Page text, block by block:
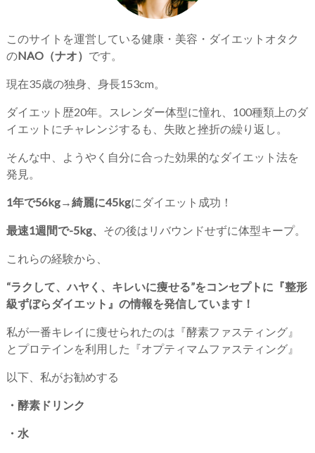
このサイトを運営している健康・美容・ダイエットオタク
のNAO（ナオ） です。
現在35歳の独身、身長153cm。
ダイエット歴20年。スレンダー体型に憧れ、100種類上のダ
イエットにチャレンジするも、失敗と挫折の繰り返し。
そんな中、ようやく自分に合った効果的なダイエット法を
発見。
1年で56kg→綺麗に45kgにダイエット成功！
最速1週間で-5kg、 その後はリバウンドせずに体型キープ。
これらの経験から、
“ラクして、ハヤく、キレいに痩せる”をコンセプトに『整形
級ずぼらダイエット』の情報を発信しています！
私が一番キレイに痩せられたのは『酵素ファスティング』
とプロテインを利用した『オプティマムファスティング』
以下、私がお勧めする
・酵素ドリンク
・水